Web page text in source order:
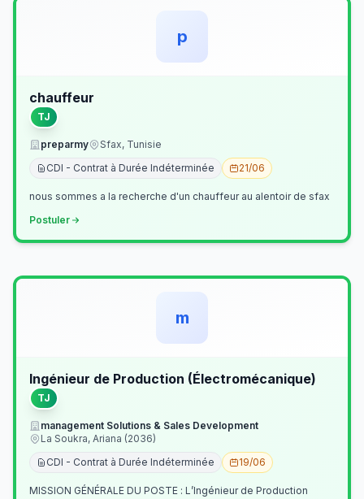
p
chauffeur
TJ
preparmy
Sfax, Tunisie
CDI - Contrat à Durée Indéterminée
21/06
nous sommes a la recherche d'un chauffeur au alentoir de sfax
Postuler
m
Ingénieur de Production (Électromécanique)
TJ
management Solutions & Sales Development
La Soukra, Ariana (2036)
CDI - Contrat à Durée Indéterminée
19/06
MISSION GÉNÉRALE DU POSTE : L’Ingénieur de Production